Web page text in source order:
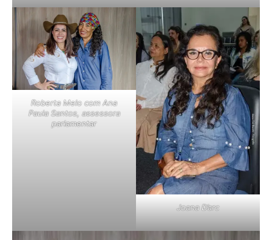
Roberta Melo com Ana
Paula Santos, assessora
parlamentar
Joana D’arc